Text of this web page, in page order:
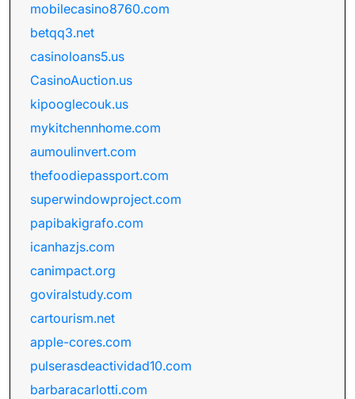
mobilecasino8760.com
betqq3.net
casinoloans5.us
CasinoAuction.us
kipooglecouk.us
mykitchennhome.com
aumoulinvert.com
thefoodiepassport.com
superwindowproject.com
papibakigrafo.com
icanhazjs.com
canimpact.org
goviralstudy.com
cartourism.net
apple-cores.com
pulserasdeactividad10.com
barbaracarlotti.com